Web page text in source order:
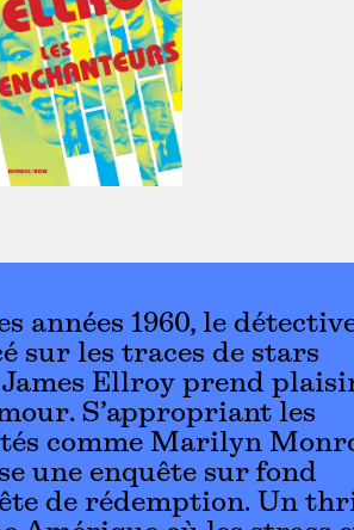
années 1960, le
sur les traces de stars
Ellroy prend
S’appropriant les
comme Marilyn
une enquête sur fond
de rédemption. Un